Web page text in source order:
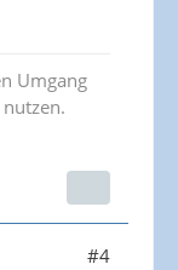
Umgang
#4